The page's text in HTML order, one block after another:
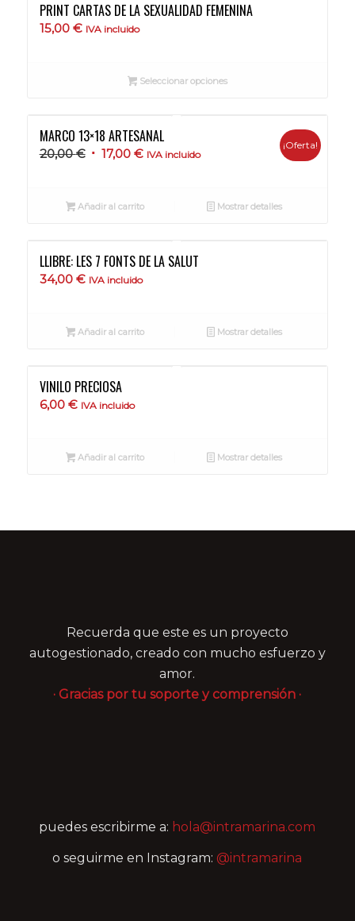
PRINT CARTAS DE LA SEXUALIDAD FEMENINA
15,00 € IVA incluido
Seleccionar opciones
MARCO 13×18 ARTESANAL
20,00€ El
era:
17,00 €El
es:
IVA incluido
¡Oferta!
Añadir al carrito Mostrar detalles
LLIBRE: LES 7 FONTS DE LA SALUT
34,00 € IVA incluido
Añadir al carrito Mostrar detalles
VINILO PRECIOSA
6,00 € IVA incluido
Añadir al carrito Mostrar detalles
Recuerda que este es un proyecto
autogestionado, creado con mucho esfuerzo y
amor.
· Gracias por tu soporte y comprensión ·
puedes escribirme a: hola@intramarina.com
o seguirme en Instagram:@intramarina